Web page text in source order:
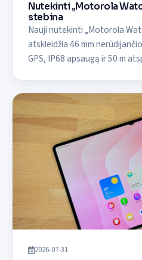
Nutekinti „Motorola
stebina
Nauji nutekinti „Motorola
atskleidžia 46 mm
GPS, IP68 apsaugą ir 50 m
2026-07-31